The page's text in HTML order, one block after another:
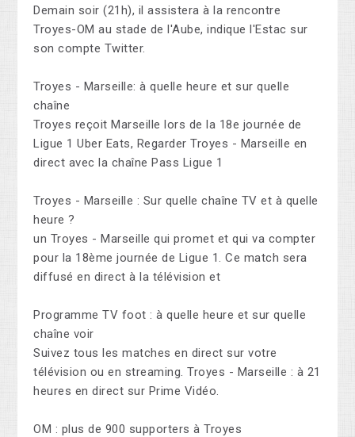
Demain soir (21h), il assistera à la rencontre
Troyes-OM au stade de l'Aube, indique l'Estac sur
son compte Twitter.
Troyes - Marseille: à quelle heure et sur quelle
chaîne
Troyes reçoit Marseille lors de la 18e journée de
Ligue 1 Uber Eats, Regarder Troyes - Marseille en
direct avec la chaîne Pass Ligue 1
Troyes - Marseille : Sur quelle chaîne TV et à quelle
heure ?
un Troyes - Marseille qui promet et qui va compter
pour la 18ème journée de Ligue 1. Ce match sera
diffusé en direct à la télévision et
Programme TV foot : à quelle heure et sur quelle
chaîne voir
Suivez tous les matches en direct sur votre
télévision ou en streaming. Troyes - Marseille : à 21
heures en direct sur Prime Vidéo.
OM : plus de 900 supporters à Troyes